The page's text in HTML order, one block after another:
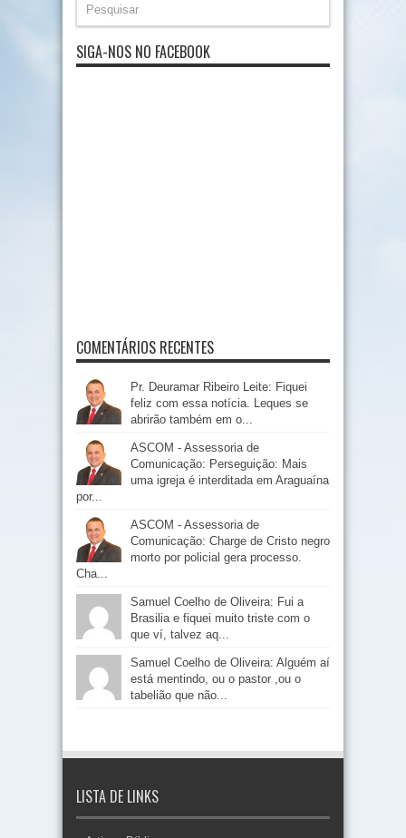
SIGA-NOS NO FACEBOOK
COMENTÁRIOS RECENTES
Pr. Deuramar Ribeiro Leite: Fiquei
feliz com essa notícia. Leques se
abrirão também em o...
ASCOM - Assessoria de
Comunicação: Perseguição: Mais
uma igreja é interditada em Araguaína
por...
ASCOM - Assessoria de
Comunicação: Charge de Cristo negro
morto por policial gera processo.
Cha...
Samuel Coelho de Oliveira: Fui a
Brasilia e fiquei muito triste com o
que ví, talvez aq...
Samuel Coelho de Oliveira: Alguém aí
está mentindo, ou o pastor ,ou o
tabelião que não...
LISTA DE LINKS